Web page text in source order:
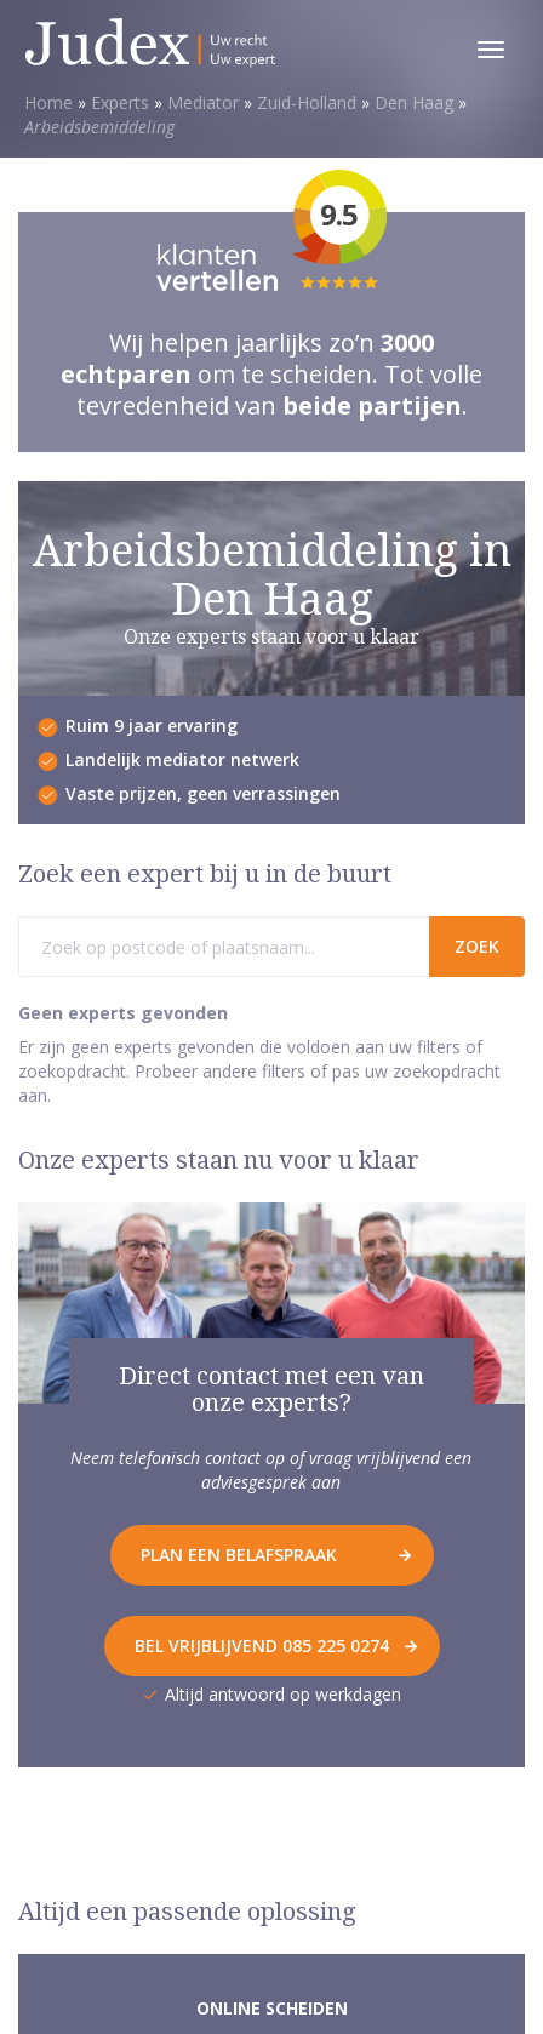
Toggle
Home » Experts » Mediator » Zuid-Holland » Den Haag »
Arbeidsbemiddeling
9.5
Totale
waardering:
5
van
Wij helpen jaarlijks zo’n 3000
echtparen om te scheiden. Tot volle
tevredenheid van beide partijen.
Arbeidsbemiddeling in
Den Haag
Onze experts staan voor u klaar
Ruim 9 jaar ervaring
Landelijk mediator netwerk
Vaste prijzen, geen verrassingen
Zoek een expert bij u in de buurt
Geen experts gevonden
Er zijn geen experts gevonden die voldoen aan uw filters of
zoekopdracht. Probeer andere filters of pas uw zoekopdracht
aan.
Onze experts staan nu voor u klaar
Direct contact met een van
onze experts?
Neem telefonisch contact op of vraag vrijblijvend een
adviesgesprek aan
PLAN EEN BELAFSPRAAK
BEL VRIJBLIJVEND 085 225 0274
Altijd antwoord op werkdagen
Altijd een passende oplossing
ONLINE SCHEIDEN